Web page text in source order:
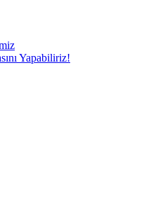
Yapabiliriz!